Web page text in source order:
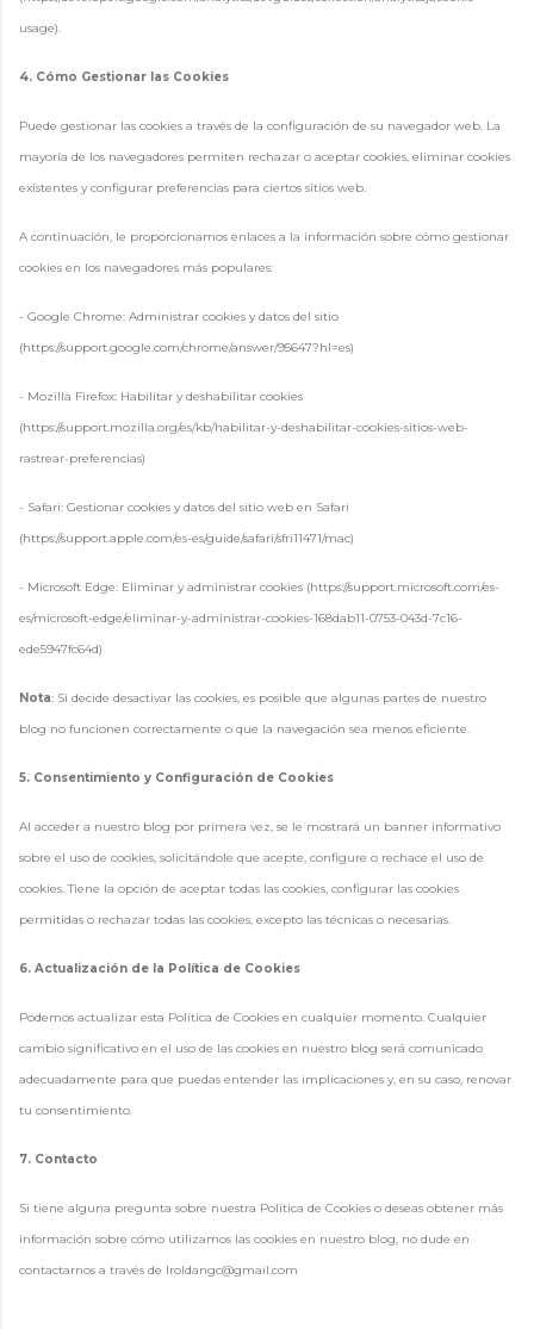
usage).
4. Cómo Gestionar las Cookies
Puede gestionar las cookies a través de la configuración de su navegador web. La
mayoría de los navegadores permiten rechazar o aceptar cookies, eliminar cookies
existentes y configurar preferencias para ciertos sitios web.
A continuación, le proporcionamos enlaces a la información sobre cómo gestionar
cookies en los navegadores más populares:
- Google Chrome: Administrar cookies y datos del sitio
(https://support.google.com/chrome/answer/95647?hl=es)
- Mozilla Firefox: Habilitar y deshabilitar cookies
(https://support.mozilla.org/es/kb/habilitar-y-deshabilitar-cookies-sitios-web-
rastrear-preferencias)
- Safari: Gestionar cookies y datos del sitio web en Safari
(https://support.apple.com/es-es/guide/safari/sfri11471/mac)
- Microsoft Edge: Eliminar y administrar cookies (https://support.microsoft.com/es-
es/microsoft-edge/eliminar-y-administrar-cookies-168dab11-0753-043d-7c16-
ede5947fc64d)
Nota: Si decide desactivar las cookies, es posible que algunas partes de nuestro
blog no funcionen correctamente o que la navegación sea menos eficiente.
5. Consentimiento y Configuración de Cookies
Al acceder a nuestro blog por primera vez, se le mostrará un banner informativo
sobre el uso de cookies, solicitándole que acepte, configure o rechace el uso de
cookies. Tiene la opción de aceptar todas las cookies, configurar las cookies
permitidas o rechazar todas las cookies, excepto las técnicas o necesarias.
6. Actualización de la Política de Cookies
Podemos actualizar esta Política de Cookies en cualquier momento. Cualquier
cambio significativo en el uso de las cookies en nuestro blog será comunicado
adecuadamente para que puedas entender las implicaciones y, en su caso, renovar
tu consentimiento.
7. Contacto
Si tiene alguna pregunta sobre nuestra Política de Cookies o deseas obtener más
información sobre cómo utilizamos las cookies en nuestro blog, no dude en
contactarnos a través de lroldangc@gmail.com